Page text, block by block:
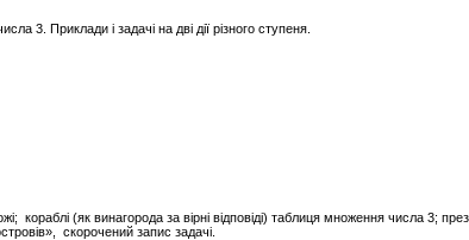
3. Приклади і задачі на дві дії різного ступеня.
кораблі (як винагорода за вірні відповіді) таблиця множення числа 3;
скорочений запис задачі.